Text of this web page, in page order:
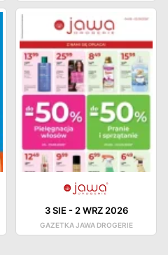
3 SIE-2 WRZ 2026
GAZETKA JAWA DROGERIE